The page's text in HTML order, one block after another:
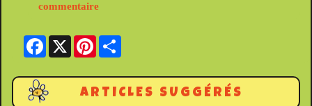
commentaire
Facebook
X Pinterest
ARTICLES SUGGÉRÉS